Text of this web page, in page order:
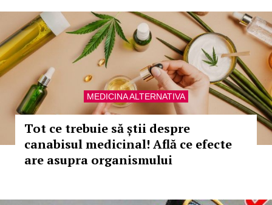
MEDICINA ALTERNATIVA
Tot ce trebuie să știi despre
canabisul medicinal! Află ce efecte
are asupra organismului